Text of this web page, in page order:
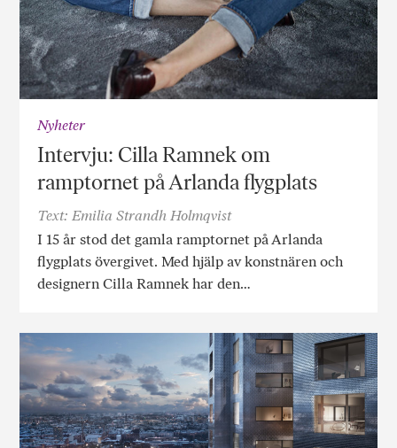
Nyheter
Intervju: Cilla Ramnek om
ramptornet på Arlanda flygplats
Text: Emilia Strandh Holmqvist
I 15 år stod det gamla ramptornet på Arlanda
flygplats övergivet. Med hjälp av konstnären och
designern Cilla Ramnek har den…